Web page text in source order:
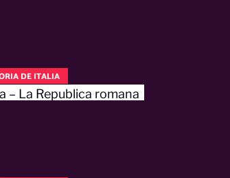
DE ITALIA
– La Republica romana